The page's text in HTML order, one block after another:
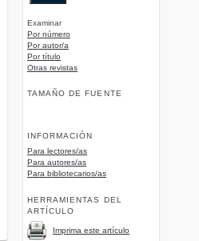
Examinar
Por número
Por autor/a
Por título
Otras revistas
TAMAÑO DE FUENTE
INFORMACIÓN
Para lectores/as
Para autores/as
Para bibliotecarios/as
HERRAMIENTAS DEL
ARTÍCULO
Imprima este artículo